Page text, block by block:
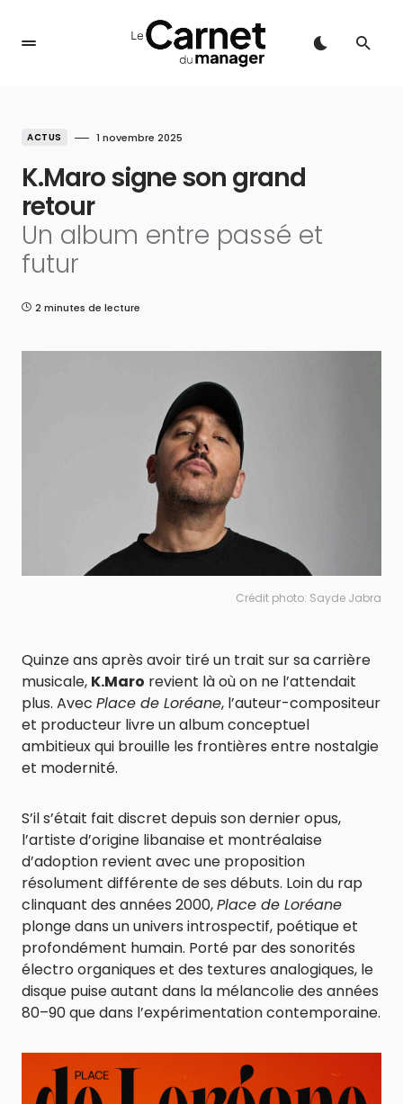
ACTUS 1 novembre 2025
K.Maro signe son grand
retour
Un album entre passé et
futur
2 minutes de lecture
Crédit photo: Sayde Jabra
Quinze ans après avoir tiré un trait sur sa carrière
musicale, K.Maro revient là où on ne l’attendait
plus. Avec Place de Loréane, l’auteur-compositeur
et producteur livre un album conceptuel
ambitieux qui brouille les frontières entre nostalgie
et modernité.
S’il s’était fait discret depuis son dernier opus,
l’artiste d’origine libanaise et montréalaise
d’adoption revient avec une proposition
résolument différente de ses débuts. Loin du rap
clinquant des années 2000,Place de Loréane
plonge dans un univers introspectif, poétique et
profondément humain. Porté par des sonorités
électro organiques et des textures analogiques, le
disque puise autant dans la mélancolie des années
80–90 que dans l’expérimentation contemporaine.